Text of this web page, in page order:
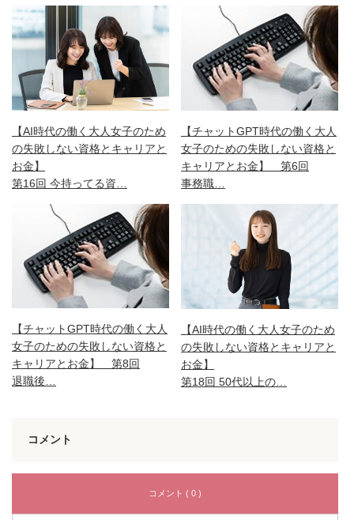
【AI時代の働く大人女子のため
の失敗しない資格とキャリアと
お金】
第16回 今持ってる資…
【チャットGPT時代の働く大人
女子のための失敗しない資格と
キャリアとお金】 第6回
事務職…
【チャットGPT時代の働く大人
女子のための失敗しない資格と
キャリアとお金】 第8回
退職後…
【AI時代の働く大人女子のため
の失敗しない資格とキャリアと
お金】
第18回 50代以上の…
コメント
コメント ( 0 )